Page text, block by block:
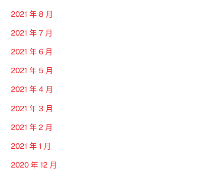
2021 年 8 月
2021 年 7 月
2021 年 6 月
2021 年 5 月
2021 年 4 月
2021 年 3 月
2021 年 2 月
2021 年 1 月
2020 年 12 月